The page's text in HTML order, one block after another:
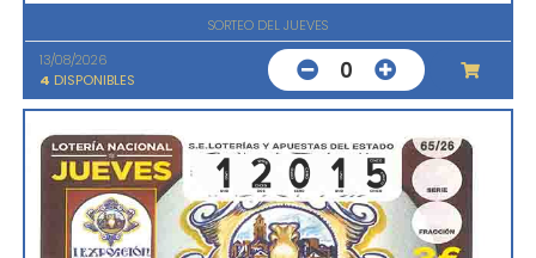
SORTEO DEL JUEVES
13/08/2026
4 DISPONIBLES 0